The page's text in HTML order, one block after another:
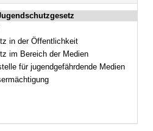
in der Öffentlichkeit
im Bereich der Medien
für jugendgefährdende Medien